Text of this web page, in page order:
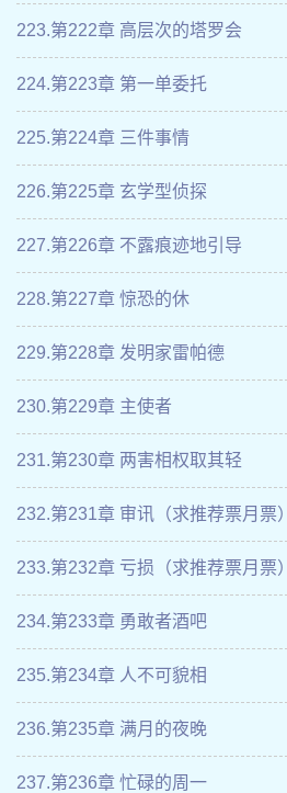
223.第222章 高层次的塔罗会
224.第223章 第一单委托
225.第224章 三件事情
226.第225章 玄学型侦探
227.第226章 不露痕迹地引导
228.第227章 惊恐的休
229.第228章 发明家雷帕德
230.第229章 主使者
231.第230章 两害相权取其轻
232.第231章 审讯（求推荐票月票）
233.第232章 亏损（求推荐票月票）
234.第233章 勇敢者酒吧
235.第234章 人不可貌相
236.第235章 满月的夜晚
237.第236章 忙碌的周一